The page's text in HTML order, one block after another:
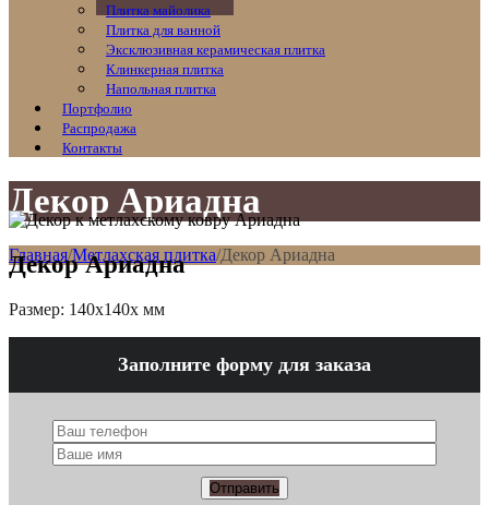
Плитка майолика
Плитка для ванной
Эксклюзивная керамическая плитка
Клинкерная плитка
Напольная плитка
Портфолио
Распродажа
Контакты
Декор Ариадна
Главная/Метлахская плитка/Декор Ариадна
Декор Ариадна
Размер: 140x140x мм
Заполните форму для заказа
Отправить